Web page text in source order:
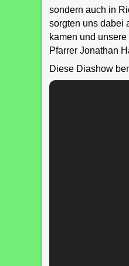
sondern auch in
sorgten uns dabei
kamen und
Pfarrer Jonathan
Diese Diashow